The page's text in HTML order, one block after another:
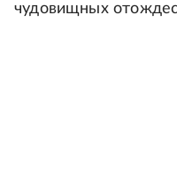
чудовищных